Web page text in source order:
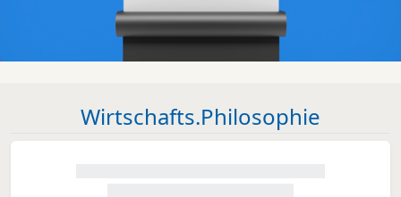
Wirtschafts.Philosophie